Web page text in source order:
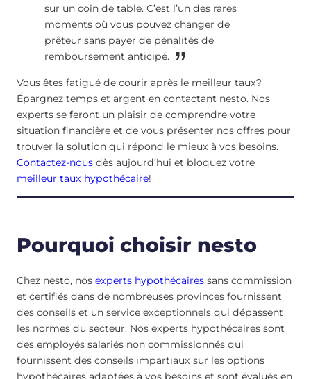
sur un coin de table. C’est l’un des rares
moments où vous pouvez changer de
prêteur sans payer de pénalités de
remboursement anticipé.
Vous êtes fatigué de courir après le meilleur taux?
Épargnez temps et argent en contactant nesto. Nos
experts se feront un plaisir de comprendre votre
situation financière et de vous présenter nos offres pour
trouver la solution qui répond le mieux à vos besoins.
Contactez-nous dès aujourd’hui et bloquez votre
meilleur taux hypothécaire!
Pourquoi choisir nesto
Chez nesto, nos experts hypothécaires sans commission
et certifiés dans de nombreuses provinces fournissent
des conseils et un service exceptionnels qui dépassent
les normes du secteur. Nos experts hypothécaires sont
des employés salariés non commissionnés qui
fournissent des conseils impartiaux sur les options